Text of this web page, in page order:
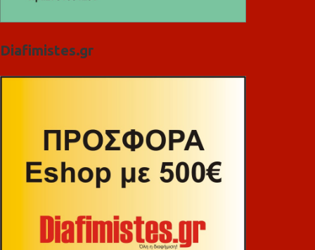
Diafimistes.gr